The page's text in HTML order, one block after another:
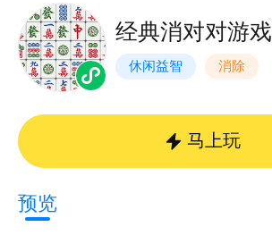
经典消对对游戏
休闲益智 消除
马上玩
预览